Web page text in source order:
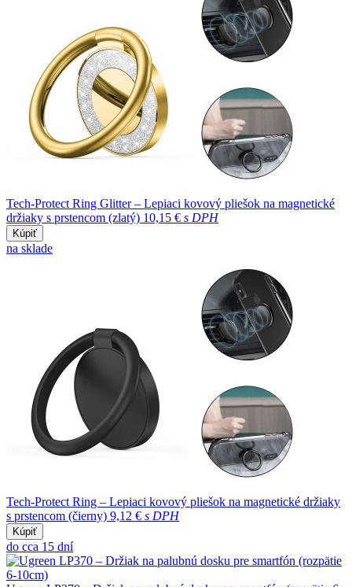
Tech-Protect Ring Glitter – Lepiaci kovový pliešok na magnetické
držiaky s prstencom (zlatý) 10,15 € s DPH
Kúpiť
na sklade
Tech-Protect Ring – Lepiaci kovový pliešok na magnetické držiaky
s prstencom (čierny) 9,12 € s DPH
Kúpiť
do cca 15 dní